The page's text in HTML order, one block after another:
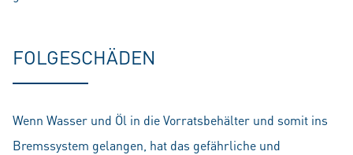
FOLGESCHÄDEN
Wenn Wasser und Öl in die Vorratsbehälter und somit ins
Bremssystem gelangen, hat das gefährliche und